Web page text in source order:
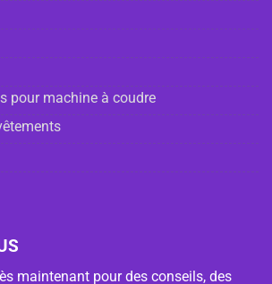
pour machine à coudre
maintenant pour des conseils, des